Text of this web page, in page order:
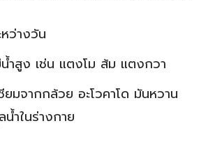
ว่างวัน
ำสูง เช่น แตงโม ส้ม แตงกวา
ยมจากกล้วย อะโวคาโด มันหวาน
ำในร่างกาย